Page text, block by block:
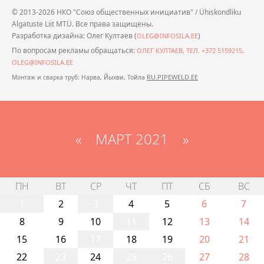
© 2013-2026 НКО "Союз общественных инициатив" / Ühiskondliku
Algatuste Liit MTÜ. Все права защищены.
Разработка дизайна: Олег Култаев (OLEG@INFOSILA.EE)
По вопросам рекламы обращаться: ОЛЕГ КУЛТАЕВ, ТЕЛ. +372 5159215,
OLEG@INFOSILA.EE
Монтаж и сварка труб: Нарва, Йыхви, Тойла RU.PIPEWELD.EE
« МАРТ 2021 »
ПН ВТ СР ЧТ ПТ СБ
ВС
2 4 5 6
7
8
9 10 12 13
14
15
16 18 19 20
21
22
24 27 28